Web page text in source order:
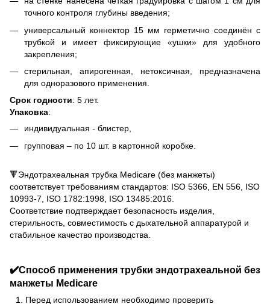
точного контроля глубины введения;
универсальный коннектор 15 мм герметично соединён с
трубкой и имеет фиксирующие «ушки» для удобного
закрепления;
стерильная, апирогенная, нетоксичная, предназначена
для одноразового применения.
Срок годности: 5 лет.
Упаковка:
индивидуальная - блистер,
групповая – по 10 шт. в картонной коробке.
🔻Эндотрахеальная трубка Medicare (без манжеты)
соответствует требованиям стандартов: ISO 5366, EN 556, ISO
10993-7, ISO 1782:1998, ISO 13485:2016.
Соответствие подтверждает безопасность изделия,
стерильность, совместимость с дыхательной аппаратурой и
стабильное качество производства.
✔️Способ применения трубки эндотрахеальной без
манжеты Medicare
Перед использованием необходимо проверить